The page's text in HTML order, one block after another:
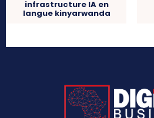
infrastructure IA en
langue kinyarwanda